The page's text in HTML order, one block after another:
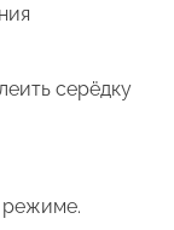
серёдку
режиме.